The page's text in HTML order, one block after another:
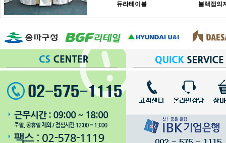
듀라테이블 블랙접의